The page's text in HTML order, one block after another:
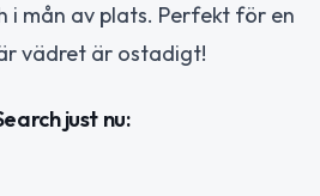
i mån av plats. Perfekt för en
vädret är ostadigt!
just nu: